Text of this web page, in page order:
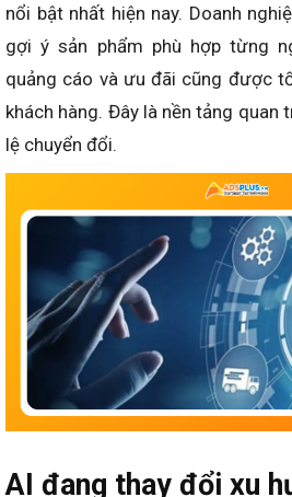
nổi bật nhất hiện nay. Doanh
gợi ý sản phẩm phù hợp từng
quảng cáo và ưu đãi cũng được
khách hàng. Đây là nền tảng quan
lệ chuyển đổi.
AI đang thay đổi xu